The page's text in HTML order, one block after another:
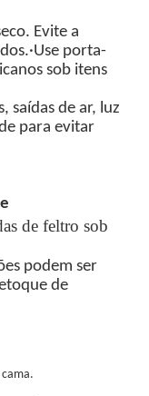
Evite a
·Use porta-
sob itens
saídas de ar, luz
para evitar
de feltro sob
podem ser
de